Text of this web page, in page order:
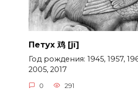
Петух 鸡 [jī]
Год рождения: 1945, 1957,
2005, 2017
0 291